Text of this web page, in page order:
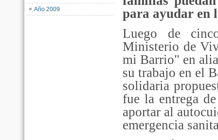
Año 2009
para ayudar en
Luego de
Ministerio de
mi Barrio" en
su trabajo en el
solidaria
fue la entrega
aportar al
emergencia